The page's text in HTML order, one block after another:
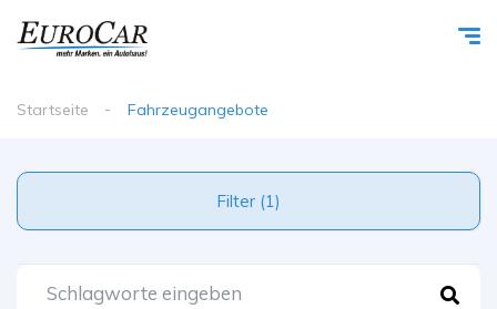
Startseite Fahrzeugangebote
Filter (1)